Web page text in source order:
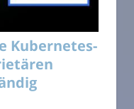
Kubernetes-